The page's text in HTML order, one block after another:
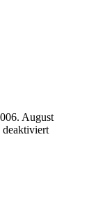
6. August
deaktiviertfür